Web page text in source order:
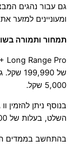
גם עבור נהגים
ומעוניינים למזער
תמחור ותמורה
של
5,000 שקל.
בנוסף ניתן להזמין
השלט, בעלות של 6,000 שקל.
בהתחשב בממדים